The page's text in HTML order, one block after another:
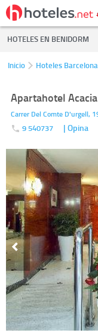
HOTELES EN BENIDORM
Inicio Hoteles Barcelona
Apartahotel Acacia
Carrer Del Comte D'urgell,
9 540737 | Opina